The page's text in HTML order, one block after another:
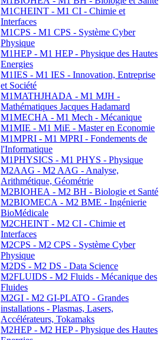
M1CHEINT - M1 CI - Chimie et
Interfaces
M1CPS - M1 CPS - Système Cyber
Physique
M1HEP - M1 HEP - Physique des Hautes
Energies
M1IES - M1 IES - Innovation, Entreprise
et Société
M1MATHJHADA - M1 MJH -
Mathématiques Jacques Hadamard
M1MECHA - M1 Mech - Mécanique
M1MIE - M1 MiE - Master en Economie
M1MPRI - M1 MPRI - Fondements de
l'Informatique
M1PHYSICS - M1 PHYS - Physique
M2AAG - M2 AAG - Analyse,
Arithmétique, Géométrie
M2BIOHEA - M2 BH - Biologie et Santé
M2BIOMECA - M2 BME - Ingénierie
BioMédicale
M2CHEINT - M2 CI - Chimie et
Interfaces
M2CPS - M2 CPS - Système Cyber
Physique
M2DS - M2 DS - Data Science
M2FLUIDS - M2 Fluids - Mécanique des
Fluides
M2GI - M2 GI-PLATO - Grandes
installations - Plasmas, Lasers,
Accélérateurs, Tokamaks
M2HEP - M2 HEP - Physique des Hautes